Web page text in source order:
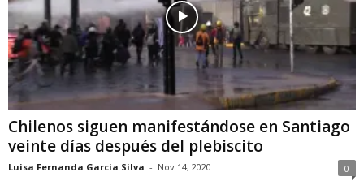
Chilenos siguen manifestándose en Santiago
veinte días después del plebiscito
Luisa Fernanda Garcia Silva - Nov 14, 2020 0